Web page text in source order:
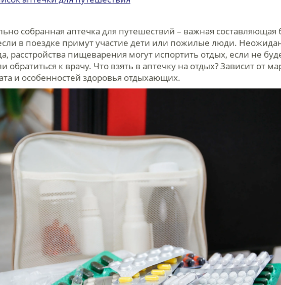
собранная аптечка для путешествий – важная составляющая
в поездке примут участие дети или пожилые люди.
расстройства пищеварения могут испортить отдых, если не
обратиться к врачу. Что взять в аптечку на отдых? Зависит от
и особенностей здоровья отдыхающих.